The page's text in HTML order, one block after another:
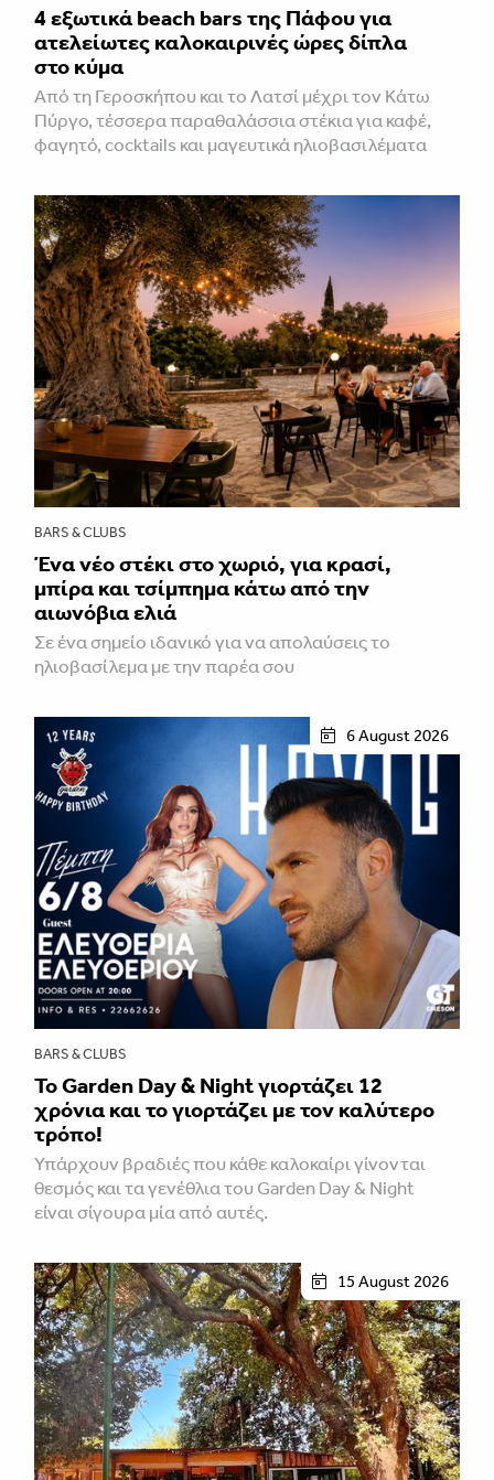
4 εξωτικά beach bars της Πάφου για
ατελείωτες καλοκαιρινές ώρες δίπλα
στο κύμα
Από τη Γεροσκήπου και το Λατσί μέχρι τον Κάτω
Πύργο, τέσσερα παραθαλάσσια στέκια για καφέ,
φαγητό, cocktails και μαγευτικά ηλιοβασιλέματα
BARS & CLUBS
Ένα νέο στέκι στο χωριό, για κρασί,
μπίρα και τσίμπημα κάτω από την
αιωνόβια ελιά
Σε ένα σημείο ιδανικό για να απολαύσεις το
ηλιοβασίλεμα με την παρέα σου
6 August 2026
BARS & CLUBS
Το Garden Day & Night γιορτάζει 12
χρόνια και το γιορτάζει με τον καλύτερο
τρόπο!
Υπάρχουν βραδιές που κάθε καλοκαίρι γίνονται
θεσμός και τα γενέθλια του Garden Day & Night
είναι σίγουρα μία από αυτές.
15 August 2026